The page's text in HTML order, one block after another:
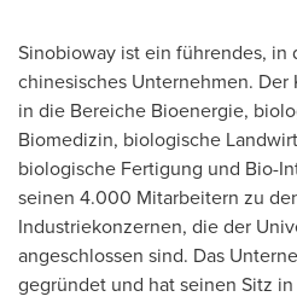
Sinobioway ist ein führendes,
chinesisches Unternehmen.
in die Bereiche Bioenergie,
Biomedizin, biologische
biologische Fertigung und Bio-
seinen 4.000 Mitarbeitern zu
Industriekonzernen, die der
angeschlossen sind. Das
gegründet und hat seinen Sitz